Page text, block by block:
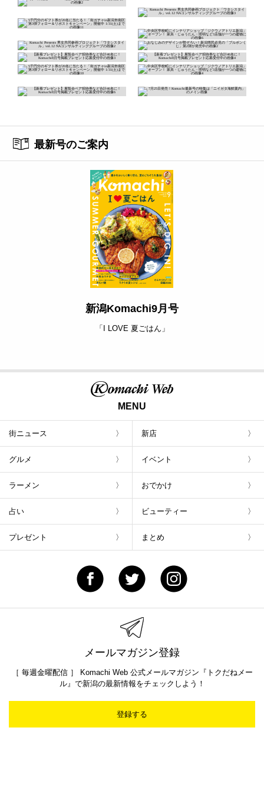
最新号のご案内
新潟Komachi9月号
「I LOVE 夏ごはん」
MENU
街ニュース 新店
グルメ イベント
ラーメン おでかけ
占い ビューティー
プレゼント まとめ
メールマガジン登録
［ 毎週金曜配信 ］ Komachi Web 公式メールマガジン『トクだねメー
ル』で新潟の最新情報をチェックしよう！
登録する